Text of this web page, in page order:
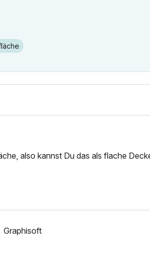
also kannst Du das als flache
Graphisoft